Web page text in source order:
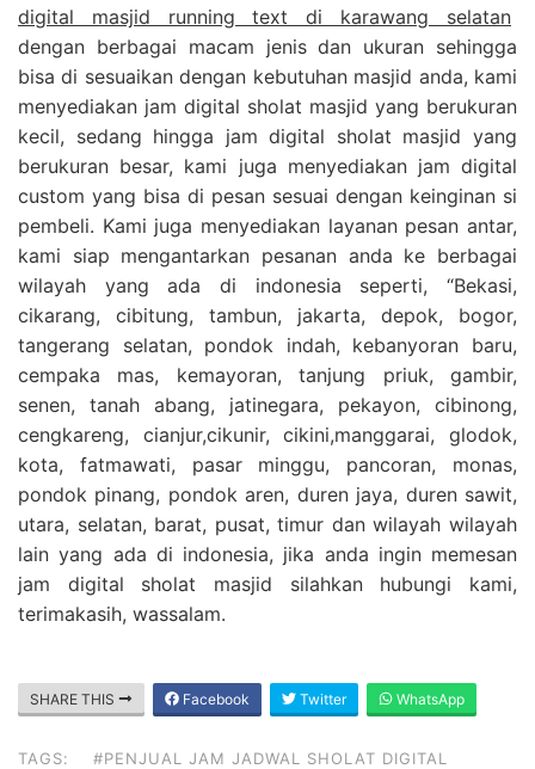
digital masjid running text di karawang selatan
dengan berbagai macam jenis dan ukuran sehingga
bisa di sesuaikan dengan kebutuhan masjid anda, kami
menyediakan jam digital sholat masjid yang berukuran
kecil, sedang hingga jam digital sholat masjid yang
berukuran besar, kami juga menyediakan jam digital
custom yang bisa di pesan sesuai dengan keinginan si
pembeli. Kami juga menyediakan layanan pesan antar,
kami siap mengantarkan pesanan anda ke berbagai
wilayah yang ada di indonesia seperti, “Bekasi,
cikarang, cibitung, tambun, jakarta, depok, bogor,
tangerang selatan, pondok indah, kebanyoran baru,
cempaka mas, kemayoran, tanjung priuk, gambir,
senen, tanah abang, jatinegara, pekayon, cibinong,
cengkareng, cianjur,cikunir, cikini,manggarai, glodok,
kota, fatmawati, pasar minggu, pancoran, monas,
pondok pinang, pondok aren, duren jaya, duren sawit,
utara, selatan, barat, pusat, timur dan wilayah wilayah
lain yang ada di indonesia, jika anda ingin memesan
jam digital sholat masjid silahkan hubungi kami,
terimakasih, wassalam.
SHARE THIS Facebook Twitter WhatsApp
TAGS:
#PENJUAL JAM JADWAL SHOLAT DIGITAL